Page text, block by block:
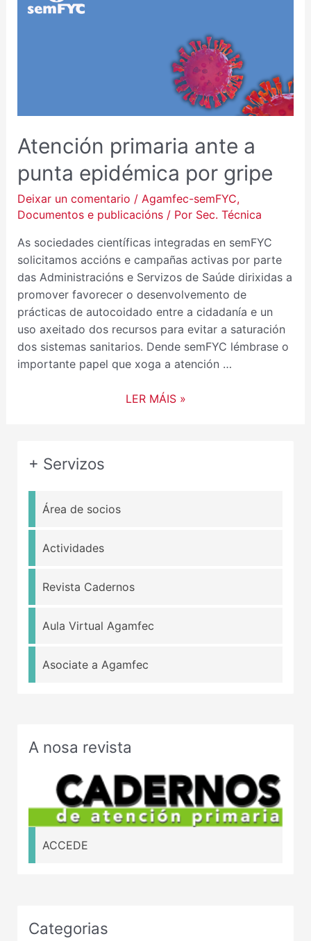
Atención primaria ante a
punta epidémica por gripe
Deixar un comentario / Agamfec-semFYC,
Documentos e publicacións/ Por Sec. Técnica
As sociedades científicas integradas en semFYC
solicitamos accións e campañas activas por parte
das Administracións e Servizos de Saúde dirixidas a
promover favorecer o desenvolvemento de
prácticas de autocoidado entre a cidadanía e un
uso axeitado dos recursos para evitar a saturación
dos sistemas sanitarios. Dende semFYC lémbrase o
importante papel que xoga a atención …
EPIDÉMICA
GRIPE
LER MÁIS »
+ Servizos
Área de socios
Actividades
Revista Cadernos
Aula Virtual Agamfec
Asociate a Agamfec
A nosa revista
ACCEDE
Categorias